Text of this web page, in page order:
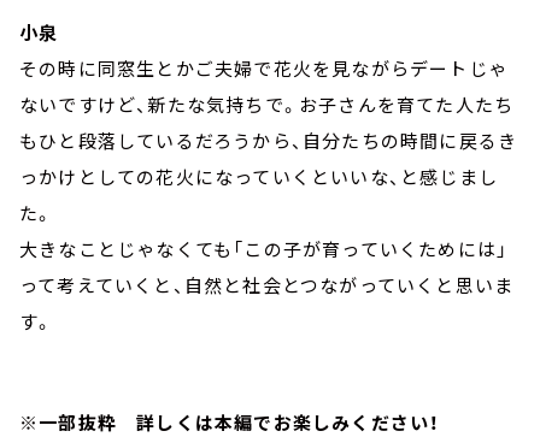
小泉
その時に同窓生とかご夫婦で花火を見ながらデートじゃ
ないですけど、新たな気持ちで。お子さんを育てた人たち
もひと段落しているだろうから、自分たちの時間に戻るき
っかけとしての花火になっていくといいな、と感じまし
た。
大きなことじゃなくても「この子が育っていくためには」
って考えていくと、自然と社会とつながっていくと思いま
す。
※一部抜粋 詳しくは本編でお楽しみください！